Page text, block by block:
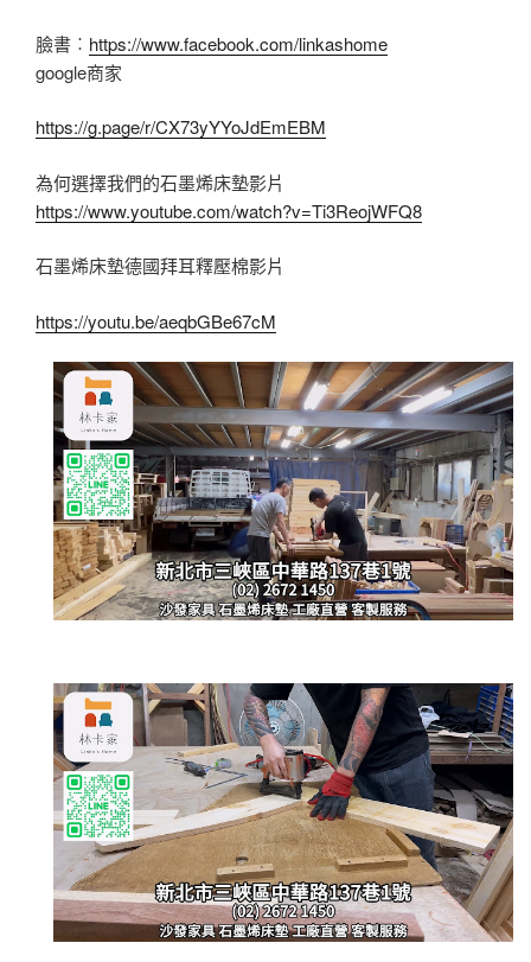
臉書︰ https://www.facebook.com/linkashome
google商家
https://g.page/r/CX73yYYoJdEmEBM
為何選擇我們的石墨烯床墊影片
https://www.youtube.com/watch?v=Ti3ReojWFQ8
石墨烯床墊德國拜耳釋壓棉影片
https://youtu.be/aeqbGBe67cM